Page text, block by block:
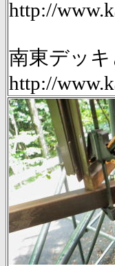
http://
南東デッ
http://